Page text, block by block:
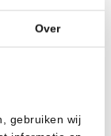
Over
gebruiken wij
frente a
tipos, la